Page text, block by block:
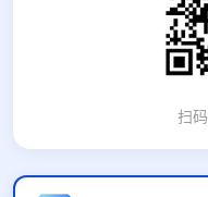
扫